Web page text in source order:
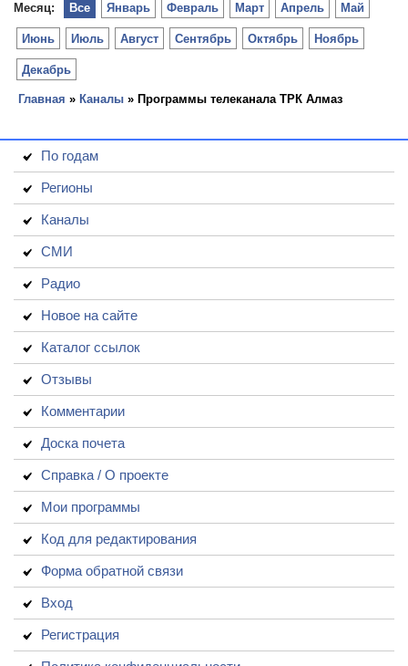
Месяц: Январь Февраль Март Апрель Май
Июнь Июль Август Сентябрь Октябрь Ноябрь
Декабрь
Все
Главная » Каналы » Программы телеканала ТРК Алмаз
По годам
Регионы
Каналы
СМИ
Радио
Новое на сайте
Каталог ссылок
Отзывы
Комментарии
Доска почета
Справка / О проекте
Мои программы
Код для редактирования
Форма обратной связи
Вход
Регистрация